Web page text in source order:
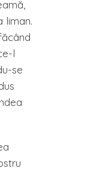
liman.
l
se